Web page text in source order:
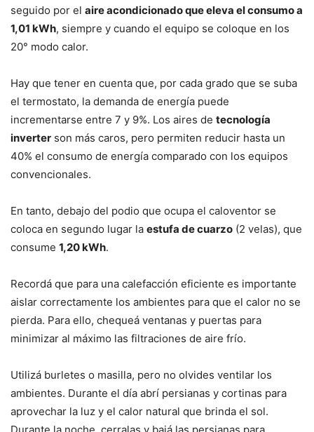
seguido por el aire acondicionado que eleva el consumo a
1,01 kWh, siempre y cuando el equipo se coloque en los
20° modo calor.
Hay que tener en cuenta que, por cada grado que se suba
el termostato, la demanda de energía puede
incrementarse entre 7 y 9%. Los aires de tecnología
inverter son más caros, pero permiten reducir hasta un
40% el consumo de energía comparado con los equipos
convencionales.
En tanto, debajo del podio que ocupa el caloventor se
coloca en segundo lugar la estufa de cuarzo (2 velas), que
consume 1,20 kWh.
Recordá que para una calefacción eficiente es importante
aislar correctamente los ambientes para que el calor no se
pierda. Para ello, chequeá ventanas y puertas para
minimizar al máximo las filtraciones de aire frío.
Utilizá burletes o masilla, pero no olvides ventilar los
ambientes. Durante el día abrí persianas y cortinas para
aprovechar la luz y el calor natural que brinda el sol.